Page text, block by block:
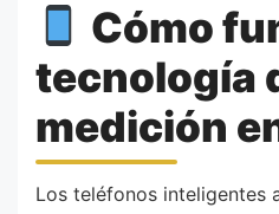
Cómo
tecnología
medición
Los teléfonos inteligentes